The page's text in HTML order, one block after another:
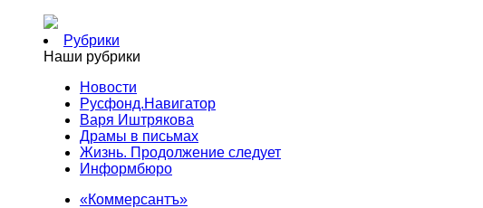
Рубрики
Наши рубрики
Новости
Русфонд.Навигатор
Варя Иштрякова
Драмы в письмах
Жизнь. Продолжение следует
Информбюро
«Коммерсантъ»